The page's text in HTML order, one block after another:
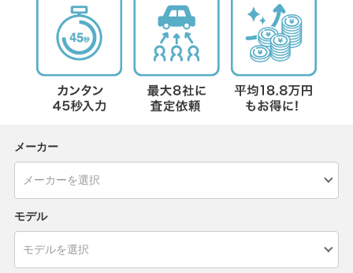
メーカー
モデル